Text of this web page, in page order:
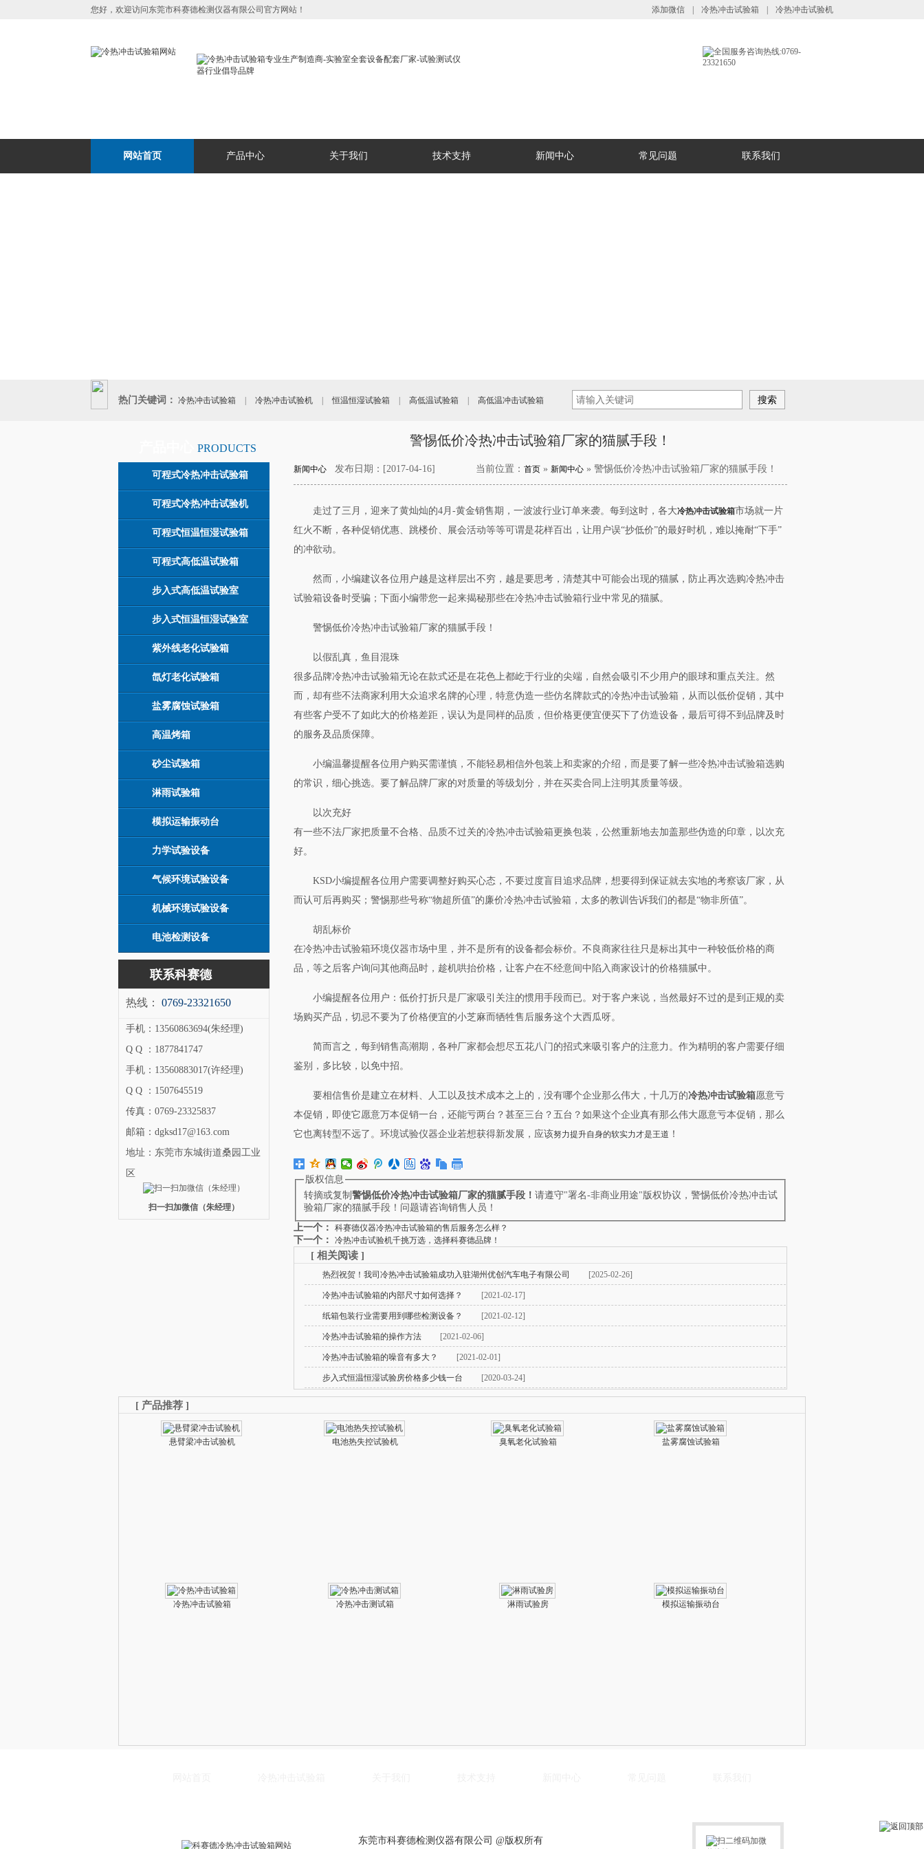
您好，欢迎访问东莞市科赛德检测仪器有限公司官方网站！ 添加微信 冷热冲击试验箱 冷热冲击试验机
网站首页 产品中心 关于我们 技术支持 新闻中心 常见问题 联系我们
热门关键词： 冷热冲击试验箱 冷热冲击试验机 恒温恒湿试验箱 高低温试验箱 高低温冲击试验箱
PRODUCTS
可程式冷热冲击试验箱
可程式冷热冲击试验机
可程式恒温恒湿试验箱
可程式高低温试验箱
步入式高低温试验室
步入式恒温恒湿试验室
紫外线老化试验箱
氙灯老化试验箱
盐雾腐蚀试验箱
高温烤箱
砂尘试验箱
淋雨试验箱
模拟运输振动台
力学试验设备
气候环境试验设备
机械环境试验设备
电池检测设备
联系科赛德
热线： 0769-23321650
手机：13560863694(朱经理)
Q Q ：1877841747
手机：13560883017(许经理)
Q Q ：1507645519
传真：0769-23325837
邮箱：dgksd17@163.com
地址：东莞市东城街道桑园工业
区
扫一扫加微信（朱经理）
警惕低价冷热冲击试验箱厂家的猫腻手段！
当前位置： 首页 » 新闻中心 » 警惕低价冷热冲击试验箱厂家的猫腻手段！
新闻中心 发布日期：[2017-04-16]
走过了三月，迎来了黄灿灿的4月-黄金销售期，一波波行业订单来袭。每到这时，各大冷热冲击试验箱市场就一片
红火不断，各种促销优惠、跳楼价、展会活动等等可谓是花样百出，让用户误“抄低价”的最好时机，难以掩耐“下手”
的冲欲动。
然而，小编建议各位用户越是这样层出不穷，越是要思考，清楚其中可能会出现的猫腻，防止再次选购冷热冲击
试验箱设备时受骗；下面小编带您一起来揭秘那些在冷热冲击试验箱行业中常见的猫腻。
警惕低价冷热冲击试验箱厂家的猫腻手段！
以假乱真，鱼目混珠
很多品牌冷热冲击试验箱无论在款式还是在花色上都屹于行业的尖端，自然会吸引不少用户的眼球和重点关注。然
而，却有些不法商家利用大众追求名牌的心理，特意伪造一些仿名牌款式的冷热冲击试验箱，从而以低价促销，其中
有些客户受不了如此大的价格差距，误认为是同样的品质，但价格更便宜便买下了仿造设备，最后可得不到品牌及时
的服务及品质保障。
小编温馨提醒各位用户购买需谨慎，不能轻易相信外包装上和卖家的介绍，而是要了解一些冷热冲击试验箱选购
的常识，细心挑选。要了解品牌厂家的对质量的等级划分，并在买卖合同上注明其质量等级。
以次充好
有一些不法厂家把质量不合格、品质不过关的冷热冲击试验箱更换包装，公然重新地去加盖那些伪造的印章，以次充
好。
KSD小编提醒各位用户需要调整好购买心态，不要过度盲目追求品牌，想要得到保证就去实地的考察该厂家，从
而认可后再购买；警惕那些号称“物超所值”的廉价冷热冲击试验箱，太多的教训告诉我们的都是“物非所值”。
胡乱标价
在冷热冲击试验箱环境仪器市场中里，并不是所有的设备都会标价。不良商家往往只是标出其中一种较低价格的商
品，等之后客户询问其他商品时，趁机哄抬价格，让客户在不经意间中陷入商家设计的价格猫腻中。
小编提醒各位用户：低价打折只是厂家吸引关注的惯用手段而已。对于客户来说，当然最好不过的是到正规的卖
场购买产品，切忌不要为了价格便宜的小芝麻而牺牲售后服务这个大西瓜呀。
简而言之，每到销售高潮期，各种厂家都会想尽五花八门的招式来吸引客户的注意力。作为精明的客户需要仔细
鉴别，多比较，以免中招。
要相信售价是建立在材料、人工以及技术成本之上的，没有哪个企业那么伟大，十几万的冷热冲击试验箱愿意亏
本促销，即使它愿意万本促销一台，还能亏两台？甚至三台？五台？如果这个企业真有那么伟大愿意亏本促销，那么
它也离转型不远了。环境试验仪器企业若想获得新发展，应该努力提升自身的软实力才是王道 ！
版权信息
转摘或复制 警惕低价冷热冲击试验箱厂家的猫腻手段！ 请遵守"署名-非商业用途"版权协议，警惕低价冷热冲击试
验箱厂家的猫腻手段！问题请咨询销售人员！
上一个： 科赛德仪器冷热冲击试验箱的售后服务怎么样？
下一个： 冷热冲击试验机千挑万选，选择科赛德品牌！
[ 相关阅读 ]
热烈祝贺！我司冷热冲击试验箱成功入驻湖州优创汽车电子有限公司​ [2025-02-26]
冷热冲击试验箱的内部尺寸如何选择？ [2021-02-17]
纸箱包装行业需要用到哪些检测设备？ [2021-02-12]
冷热冲击试验箱的操作方法 [2021-02-06]
冷热冲击试验箱的噪音有多大？ [2021-02-01]
步入式恒温恒湿试验房价格多少钱一台 [2020-03-24]
[ 产品推荐 ]
悬臂梁冲击试验机 电池热失控试验机 臭氧老化试验箱 盐雾腐蚀试验箱
冷热冲击试验箱 冷热冲击测试箱 淋雨试验房 模拟运输振动台
东莞市科赛德检测仪器有限公司 @版权所有